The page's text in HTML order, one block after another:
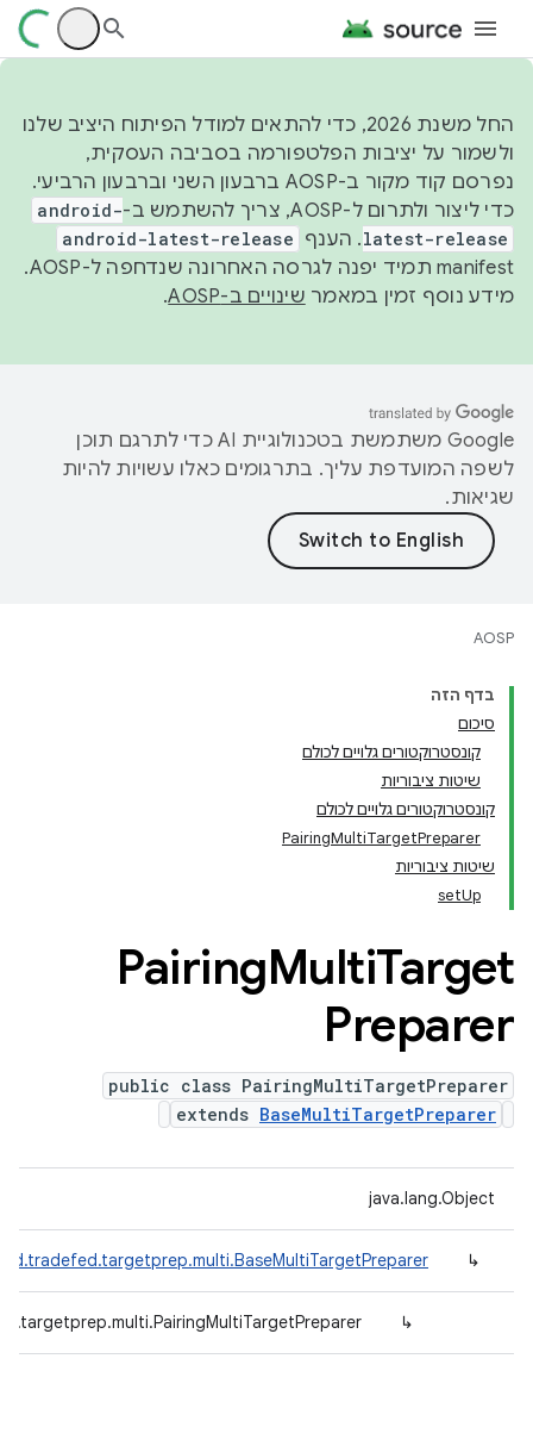
החל משנת 2026, כדי להתאים למודל הפיתוח היציב שלנו
ולשמור על יציבות הפלטפורמה בסביבה העסקית,
נפרסם קוד מקור ב-AOSP ברבעון השני וברבעון הרביעי.
כדי ליצור ולתרום ל-AOSP, צריך להשתמש ב-
android-
latest-release. הענף android-latest-release
manifest תמיד יפנה לגרסה האחרונה שנדחפה ל-AOSP.
מידע נוסף זמין במאמר שינויים ב-AOSP .
‫Google משתמשת בטכנולוגיית AI כדי לתרגם תוכן
לשפה המועדפת עליך. בתרגומים כאלו עשויות להיות
שגיאות.
AOSP
בדף הזה
סיכום
קונסטרוקטורים גלויים לכולם
שיטות ציבוריות
קונסטרוקטורים גלויים לכולם
PairingMultiTargetPreparer
שיטות ציבוריות
setUp
PairingMultiTarget
Preparer
public class PairingMultiTargetPreparer
extends BaseMultiTargetPreparer
java.lang.Object
↳
↳